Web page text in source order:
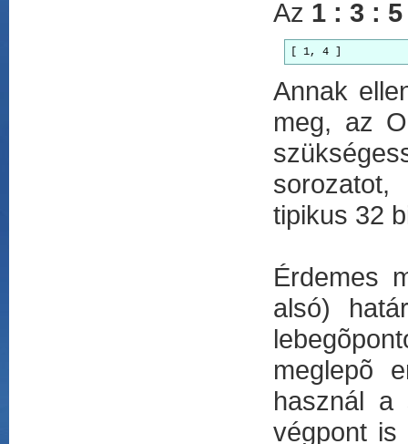
Az 1 : 3 : 5
[ 1, 4 ]
Annak
meg, az
tipikus 32
Érdemes
alsó)
meglepõ
használ a
végpont is